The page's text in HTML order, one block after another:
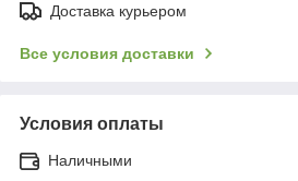
Доставка курьером
Все условия доставки
Условия оплаты
Наличными